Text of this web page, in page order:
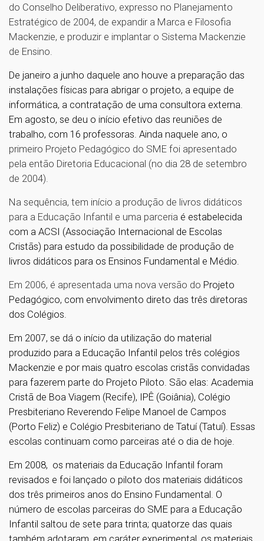
do Conselho Deliberativo, expresso no Planejamento
Estratégico de 2004, de expandir a Marca e Filosofia
Mackenzie, e produzir e implantar o Sistema Mackenzie
de Ensino.
De janeiro a junho daquele ano houve a preparação das
instalações físicas para abrigar o projeto, a equipe de
informática, a contratação de uma consultora externa.
Em agosto, se deu o início efetivo das reuniões de
trabalho, com 16 professoras. Ainda naquele ano, o
primeiro Projeto Pedagógico do SME foi apresentado
pela então Diretoria Educacional (no dia 28 de setembro
de 2004).
Na sequência, tem início a produção de livros didáticos
para a Educação Infantil e uma parceria é estabelecida
com a ACSI (Associação Internacional de Escolas
Cristãs) para estudo da possibilidade de produção de
livros didáticos para os Ensinos Fundamental e Médio.
Em 2006, é apresentada uma nova versão do Projeto
Pedagógico, com envolvimento direto das três diretoras
dos Colégios.
Em 2007, se dá o início da utilização do material
produzido para a Educação Infantil pelos três colégios
Mackenzie e por mais quatro escolas cristãs convidadas
para fazerem parte do Projeto Piloto. São elas: Academia
Cristã de Boa Viagem (Recife), IPÊ (Goiânia), Colégio
Presbiteriano Reverendo Felipe Manoel de Campos
(Porto Feliz) e Colégio Presbiteriano de Tatuí (Tatuí). Essas
escolas continuam como parceiras até o dia de hoje.
Em 2008, os materiais da Educação Infantil foram
revisados e foi lançado o piloto dos materiais didáticos
dos três primeiros anos do Ensino Fundamental. O
número de escolas parceiras do SME para a Educação
Infantil saltou de sete para trinta; quatorze das quais
também adotaram, em caráter experimental, os materiais